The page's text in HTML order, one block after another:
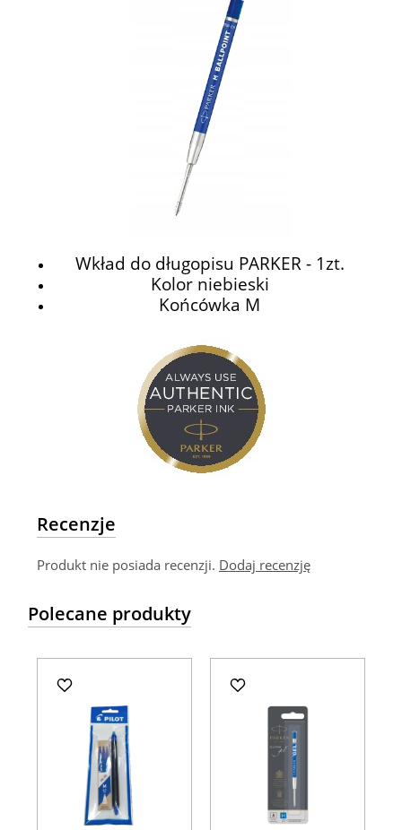
Wkład do długopisu PARKER - 1zt.
Kolor niebieski
Końcówka M
Recenzje
Produkt nie posiada recenzji. Dodaj recenzję
Polecane produkty